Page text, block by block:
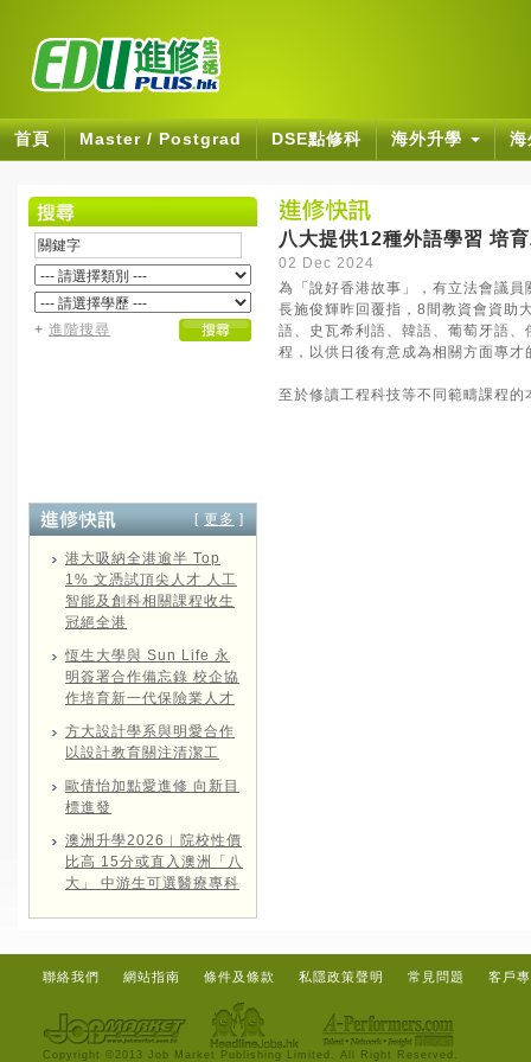
首頁 Master / Postgrad DSE點修科 海外升學
+ 進階搜尋
[ 更多 ]
港大吸納全港逾半 Top
1% 文憑試頂尖人才 人工
智能及創科相關課程收生
冠絕全港
恆生大學與 Sun Life 永
明簽署合作備忘錄 校企協
作培育新一代保險業人才
方大設計學系與明愛合作
以設計教育關注清潔工
歐倩怡加點愛進修 向新目
標進發
澳洲升學2026︱院校性價
比高 15分或直入澳洲「八
大」 中游生可選醫療專科
八大提供12種外語學習 培
02 Dec 2024
為「說好香港故事」，有立法會議
長施俊輝昨回覆指，8間教資會資助
語、史瓦希利語、韓語、葡萄牙語
程，以供日後有意成為相關方面專才
至於修讀工程科技等不同範疇課程
聯絡我們 網站指南 條件及條款 私隱政策聲明 常見問題 客戶
Copyright ©2013 Job Market Publishing Limited. All Right Reserved.